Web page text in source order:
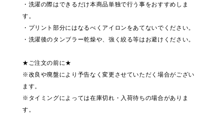
・洗濯の際はできるだけ本商品単独で行う事をおすすめしま
す。
・プリント部分にはなるべくアイロンをあてないでください。
・洗濯後のタンブラー乾燥や、強く絞る等はお避けください。
★ご注文の前に★
※改良や廃盤により予告なく変更させていただく場合がござい
ます。
※タイミングによっては在庫切れ・入荷待ちの場合がありま
す。